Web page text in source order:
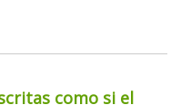
como si el